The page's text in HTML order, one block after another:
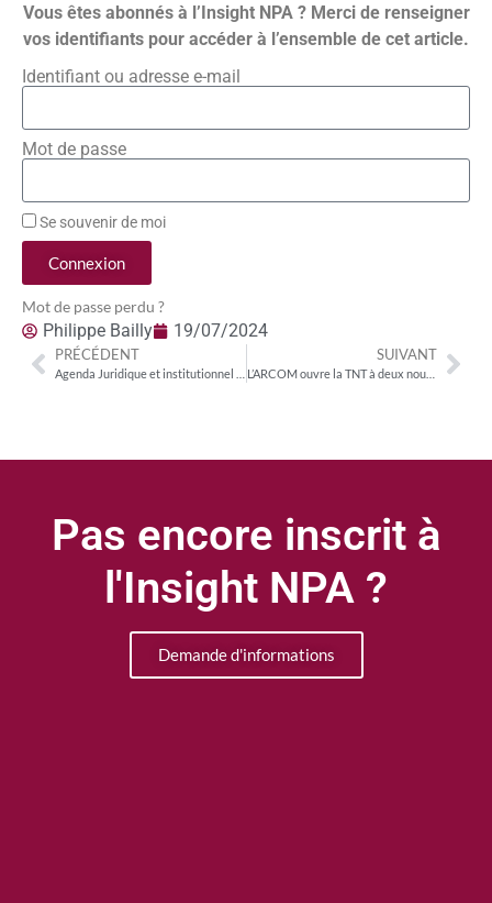
Vous êtes abonnés à l’Insight NPA ? Merci de renseigner
vos identifiants pour accéder à l’ensemble de cet article.
Identifiant ou adresse e-mail
Mot de passe
Se souvenir de moi
Connexion
Mot de passe perdu ?
Philippe Bailly 19/07/2024
PRÉCÉDENT SUIVANT
L’ARCOM ouvre la TNT à deux nouveaux entrants, au détriment de C8 et de NRJ12
Pas encore inscrit à
l'Insight NPA ?
Demande d'informations